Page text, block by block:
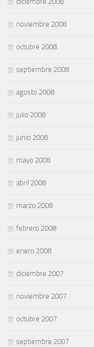
noviembre 2008
octubre 2008
septiembre 2008
agosto 2008
julio 2008
junio 2008
mayo 2008
abril 2008
marzo 2008
febrero 2008
enero 2008
diciembre 2007
noviembre 2007
octubre 2007
septiembre 2007